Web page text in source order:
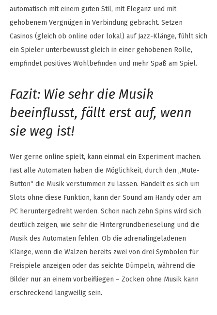
automatisch mit einem guten Stil, mit Eleganz und mit
gehobenem Vergnügen in Verbindung gebracht. Setzen
Casinos (gleich ob online oder lokal) auf Jazz-Klänge, fühlt sich
ein Spieler unterbewusst gleich in einer gehobenen Rolle,
empfindet positives Wohlbefinden und mehr Spaß am Spiel.
Fazit: Wie sehr die Musik
beeinflusst, fällt erst auf, wenn
sie weg ist!
Wer gerne online spielt, kann einmal ein Experiment machen.
Fast alle Automaten haben die Möglichkeit, durch den „Mute-
Button“ die Musik verstummen zu lassen. Handelt es sich um
Slots ohne diese Funktion, kann der Sound am Handy oder am
PC heruntergedreht werden. Schon nach zehn Spins wird sich
deutlich zeigen, wie sehr die Hintergrundberieselung und die
Musik des Automaten fehlen. Ob die adrenalingeladenen
Klänge, wenn die Walzen bereits zwei von drei Symbolen für
Freispiele anzeigen oder das seichte Dümpeln, während die
Bilder nur an einem vorbeifliegen – Zocken ohne Musik kann
erschreckend langweilig sein.